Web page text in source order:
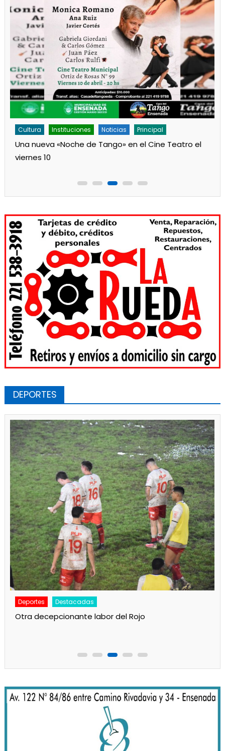
Cultura Noticias Principal
Los jardines de Ensenada iniciaron la salita de 1 año
DEPORTES
Deportes Principal
Camba juega esta noche en Ensenada